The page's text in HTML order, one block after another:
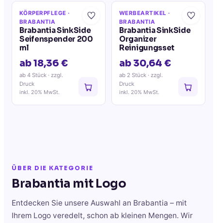
KÖRPERPFLEGE ·
BRABANTIA
Brabantia SinkSide
Seifenspender 200
ml
ab 18,36 €
ab 4 Stück · zzgl.
Druck
inkl. 20% MwSt.
WERBEARTIKEL ·
BRABANTIA
Brabantia SinkSide
Organizer
Reinigungsset
ab 30,64 €
ab 2 Stück · zzgl.
Druck
inkl. 20% MwSt.
ÜBER DIE KATEGORIE
Brabantia mit Logo
Entdecken Sie unsere Auswahl an Brabantia – mit
Ihrem Logo veredelt, schon ab kleinen Mengen. Wir